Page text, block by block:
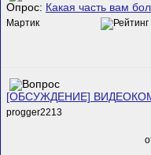
Опрос: Какая часть вам
Мартик
[ОБСУЖДЕНИЕ]
progger2213